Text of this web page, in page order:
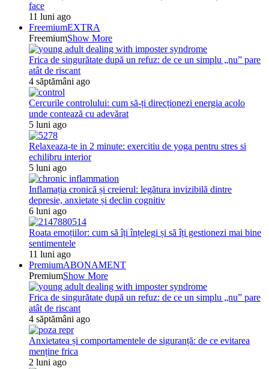
face
11 luni ago
FreemiumEXTRA
FreemiumShow More
Frica de singurătate după un refuz: de ce un simplu „nu” pare
atât de riscant
4 săptămâni ago
Cercurile controlului: cum să-ți direcționezi energia acolo
unde contează cu adevărat
5 luni ago
Relaxeaza-te in 2 minute: exercitiu de yoga pentru stres si
echilibru interior
5 luni ago
Inflamația cronică și creierul: legătura invizibilă dintre
depresie, anxietate și declin cognitiv
6 luni ago
Roata emoțiilor: cum să îți înțelegi și să îți gestionezi mai bine
sentimentele
11 luni ago
PremiumABONAMENT
PremiumShow More
Frica de singurătate după un refuz: de ce un simplu „nu” pare
atât de riscant
4 săptămâni ago
Anxietatea și comportamentele de siguranță: de ce evitarea
menține frica
2 luni ago